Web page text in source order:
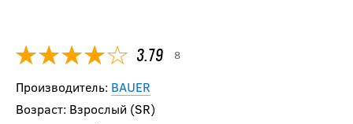
3.79 8
Производитель: BAUER
Возраст: Взрослый (SR)